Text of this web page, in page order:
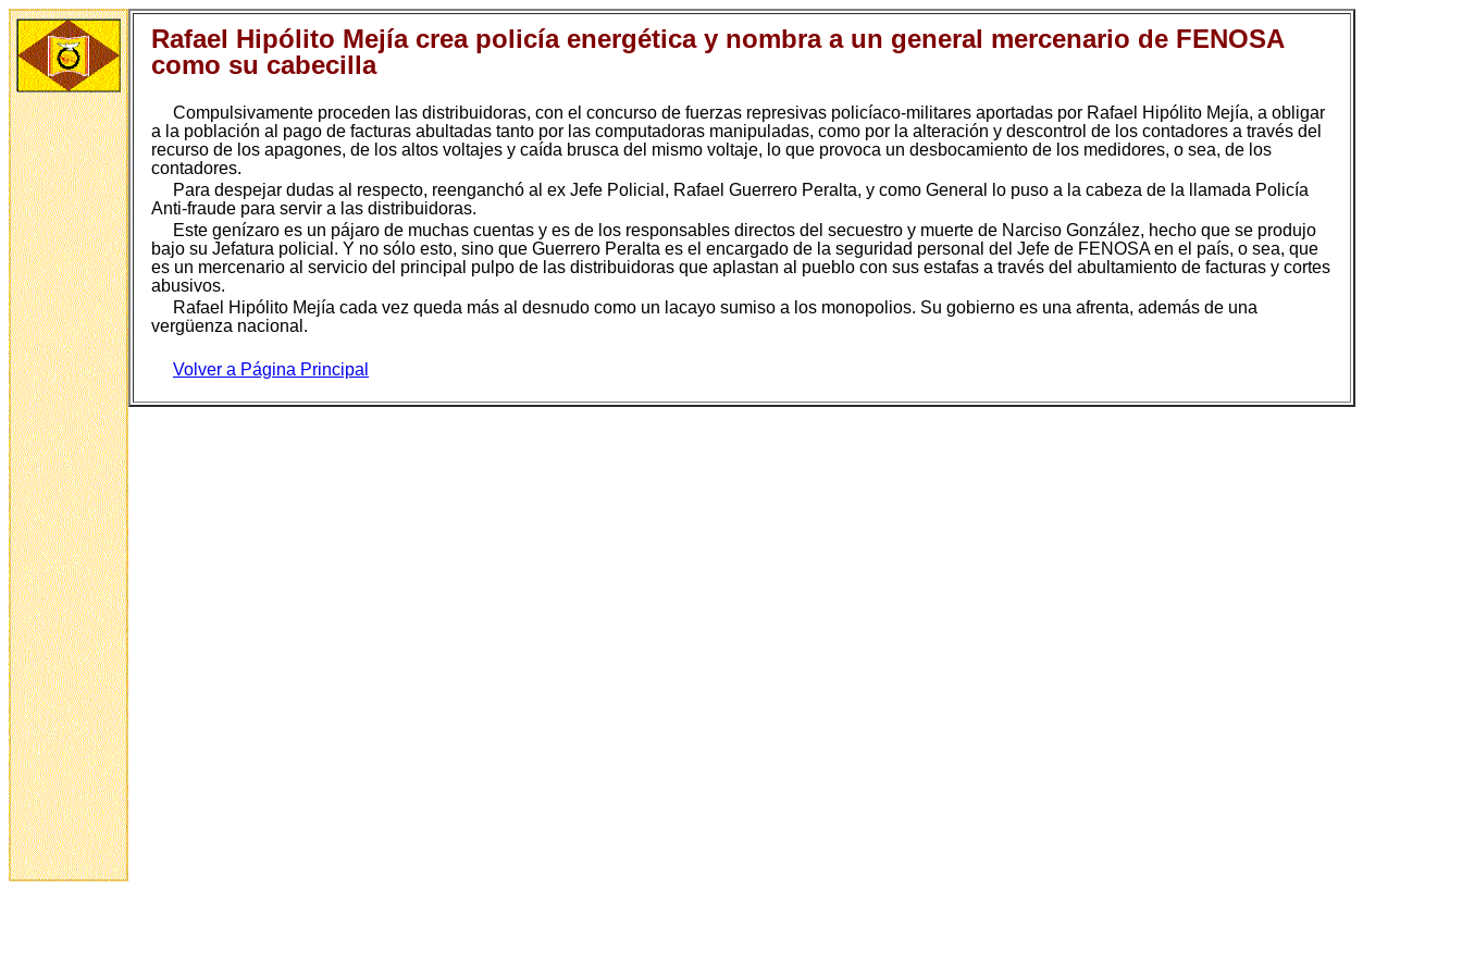
Rafael Hipólito Mejía crea policía energética y nombra a un general mercenario de FENOSA
como su cabecilla
Compulsivamente proceden las distribuidoras, con el concurso de fuerzas represivas policíaco-militares aportadas por Rafael Hipólito Mejía, a obligar
a la población al pago de facturas abultadas tanto por las computadoras manipuladas, como por la alteración y descontrol de los contadores a través del
recurso de los apagones, de los altos voltajes y caída brusca del mismo voltaje, lo que provoca un desbocamiento de los medidores, o sea, de los
contadores.
Para despejar dudas al respecto, reenganchó al ex Jefe Policial, Rafael Guerrero Peralta, y como General lo puso a la cabeza de la llamada Policía
Anti-fraude para servir a las distribuidoras.
Este genízaro es un pájaro de muchas cuentas y es de los responsables directos del secuestro y muerte de Narciso González, hecho que se produjo
bajo su Jefatura policial. Y no sólo esto, sino que Guerrero Peralta es el encargado de la seguridad personal del Jefe de FENOSA en el país, o sea, que
es un mercenario al servicio del principal pulpo de las distribuidoras que aplastan al pueblo con sus estafas a través del abultamiento de facturas y cortes
abusivos.
Rafael Hipólito Mejía cada vez queda más al desnudo como un lacayo sumiso a los monopolios. Su gobierno es una afrenta, además de una
vergüenza nacional.
Volver a Página Principal